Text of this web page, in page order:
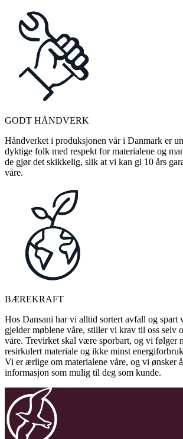
GODT HÅNDVERK
Håndverket i produksjonen vår i Danmark er
dyktige folk med respekt for materialene og
de gjør det skikkelig, slik at vi kan gi 10 års
våre.
BÆREKRAFT
Hos Dansani har vi alltid sortert avfall og spart
gjelder møblene våre, stiller vi krav til oss selv
våre. Trevirket skal være sporbart, og vi følger
resirkulert materiale og ikke minst
Vi er ærlige om materialene våre, og vi ønsker
informasjon som mulig til deg som kunde.